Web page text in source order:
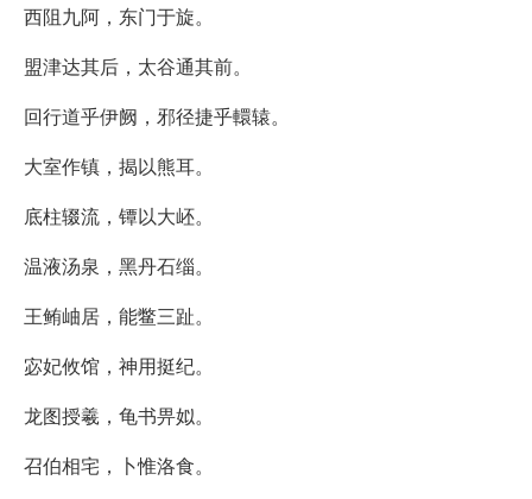
西阻九阿，东门于旋。
盟津达其后，太谷通其前。
回行道乎伊阙，邪径捷乎轘辕。
大室作镇，揭以熊耳。
底柱辍流，镡以大岯。
温液汤泉，黑丹石缁。
王鲔岫居，能鳖三趾。
宓妃攸馆，神用挺纪。
龙图授羲，龟书畀姒。
召伯相宅，卜惟洛食。